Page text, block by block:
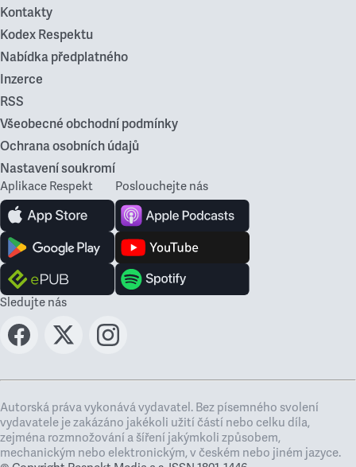
Kontakty
Kodex Respektu
Nabídka předplatného
Inzerce
RSS
Všeobecné obchodní podmínky
Ochrana osobních údajů
Nastavení soukromí
Aplikace Respekt Poslouchejte nás
Sledujte nás
Autorská práva vykonává vydavatel. Bez písemného svolení
vydavatele je zakázáno jakékoli užití částí nebo celku díla,
zejména rozmnožování a šíření jakýmkoli způsobem,
mechanickým nebo elektronickým, v českém nebo jiném jazyce.